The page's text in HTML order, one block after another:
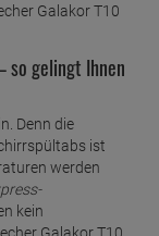
Galakor T10
so gelingt Ihnen
Denn die
ist
werden
kein
Galakor T10